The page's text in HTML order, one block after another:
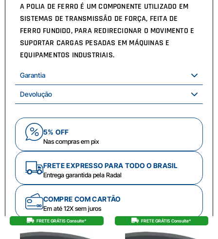
A POLIA DE FERRO É UM COMPONENTE UTILIZADO EM
SISTEMAS DE TRANSMISSÃO DE FORÇA, FEITA DE
FERRO FUNDIDO, PARA REDIRECIONAR O MOVIMENTO E
SUPORTAR CARGAS PESADAS EM MÁQUINAS E
EQUIPAMENTOS INDUSTRIAIS.
Garantia
Devolução
5% OFF
Nas compras em pix
FRETE EXPRESSO PARA TODO O BRASIL
Entrega garantida pela Radal
COMPRE COM CARTÃO
Em até 12X sem juros
FRETE GRÁTIS Consulte* FRETE GRÁTIS Consulte*